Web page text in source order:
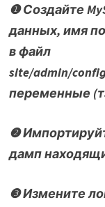
❶ Создайте
данных, имя
в файл
site/admin/
переменные
❷
дамп
❸ Измените